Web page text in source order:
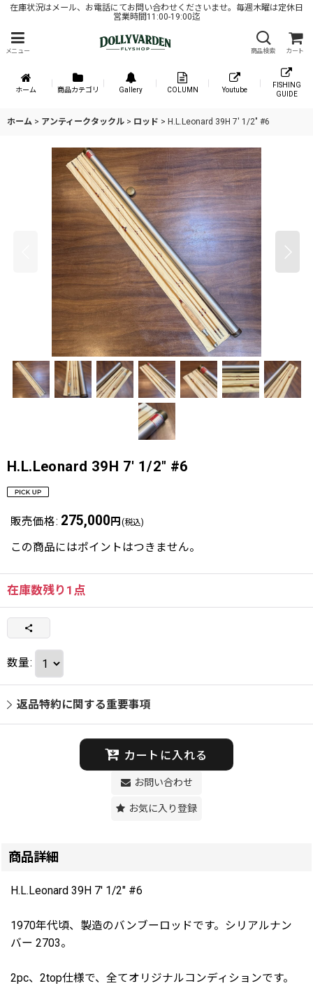
在庫状況はメール、お電話にてお問い合わせくださいませ。毎週木曜は定休日
営業時間11:00-19:00迄
メニュー 商品検索 カート
ホーム 商品カテゴリ Gallery COLUMN Youtube
FISHING
GUIDE
ホーム > アンティークタックル > ロッド > H.L.Leonard 39H 7' 1/2" #6
H.L.Leonard 39H 7' 1/2" #6
販売価格: 275,000 円 (税込)
この商品にはポイントはつきません。
在庫数残り1点
数量:
返品特約に関する重要事項
カートに入れる
お問い合わせ
お気に入り登録
商品詳細
H.L.Leonard 39H 7' 1/2" #6
1970年代頃、製造のバンブーロッドです。シリアルナン
バー 2703。
2pc、2top仕様で、全てオリジナルコンディションです。